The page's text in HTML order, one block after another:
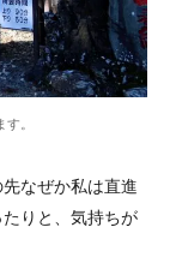
。
なぜか私は直進
りと、気持ちが